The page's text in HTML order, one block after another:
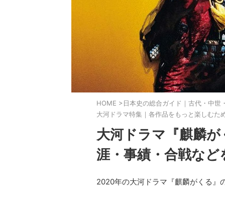
HOME >日本史の総合ガイド｜古代・中
大河ドラマ特集｜各作品をもっと楽しむた
大河ドラマ『麒麟
涯・事績・合戦など
2020年の大河ドラマ『麒麟がくる』